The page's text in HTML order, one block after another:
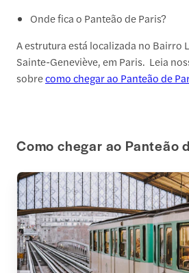
Onde fica o Panteão de Paris?
A estrutura está localizada no Bairro
Sainte-Geneviève, em Paris. Leia
sobrecomo chegar ao Panteão de
Como chegar ao Panteão